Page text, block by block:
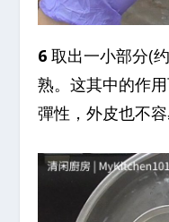
6 取出一小部分(
熟。这其中的作
彈性，外皮也不容